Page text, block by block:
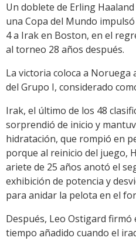
Un doblete de Erling
una Copa del Mundo
4 a Irak en Boston, en el
al torneo 28 años después.
La victoria coloca a Noruega
del Grupo I, considerado
Irak, el último de los 48
sorprendió de inicio y
hidratación, que rompió en
porque al reinicio del juego,
ariete de 25 años anotó el
exhibición de potencia y
para anidar la pelota en el
Después, Leo Ostigard firmó
tiempo añadido cuando el